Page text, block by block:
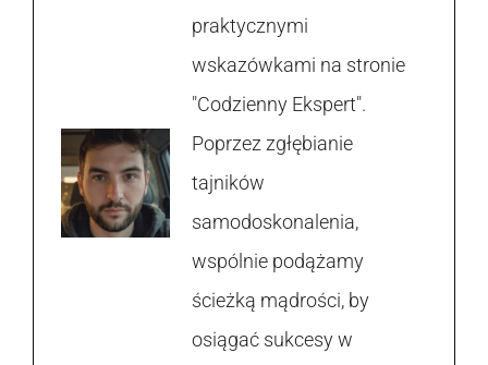
praktycznymi
wskazówkami na stronie
"Codzienny Ekspert".
Poprzez zgłębianie
tajników
samodoskonalenia,
wspólnie podążamy
ścieżką mądrości, by
osiągać sukcesy w